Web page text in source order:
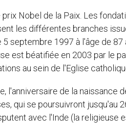
Nobel de la Paix. Les
les différentes branches
septembre 1997 à l'âge de
est béatifiée en 2003 par le
au sein de l'Eglise
l'anniversaire de la naissance
qui se poursuivront jusqu'au
avec l'Inde (la religieuse